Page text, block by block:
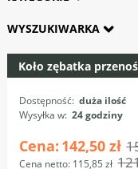
WYSZUKIWARKA
Koło zębatka
Dostępność: duża ilość
Wysyłka w: 24 godziny
Cena: 142,50 zł
Cena netto: 115,85 zł